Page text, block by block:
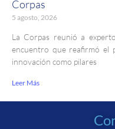
Corpas
5 agosto, 2026
La Corpas reunió a
encuentro que reafirmó el
innovación como pilares
Leer Más